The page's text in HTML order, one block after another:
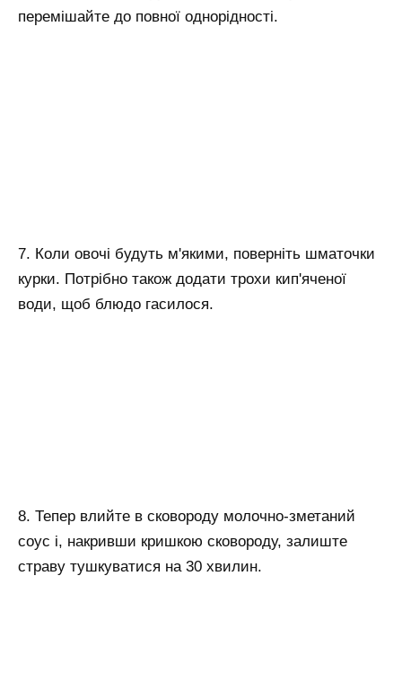
перемішайте до повної однорідності.
7. Коли овочі будуть м'якими, поверніть шматочки
курки. Потрібно також додати трохи кип'яченої
води, щоб блюдо гасилося.
8. Тепер влийте в сковороду молочно-зметаний
соус і, накривши кришкою сковороду, залиште
страву тушкуватися на 30 хвилин.